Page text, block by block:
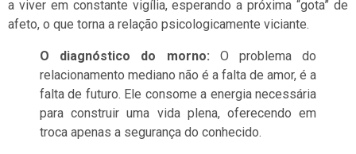
a viver em constante vigília, esperando a próxima “gota” de
afeto, o que torna a relação psicologicamente viciante.
O diagnóstico do morno: O problema do
relacionamento mediano não é a falta de amor, é a
falta de futuro. Ele consome a energia necessária
para construir uma vida plena, oferecendo em
troca apenas a segurança do conhecido.